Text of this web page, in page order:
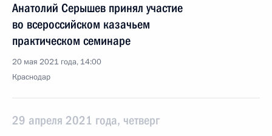
Анатолий Серышев принял участие
во всероссийском казачьем
практическом семинаре
20 мая 2021 года, 14:00
Краснодар
29 апреля 2021 года, четверг